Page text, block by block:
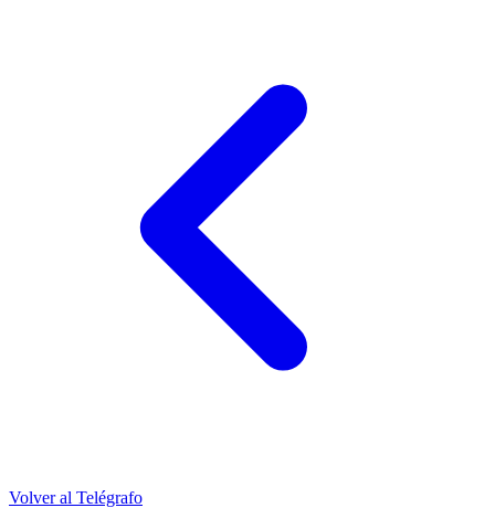
Volver al Telégrafo